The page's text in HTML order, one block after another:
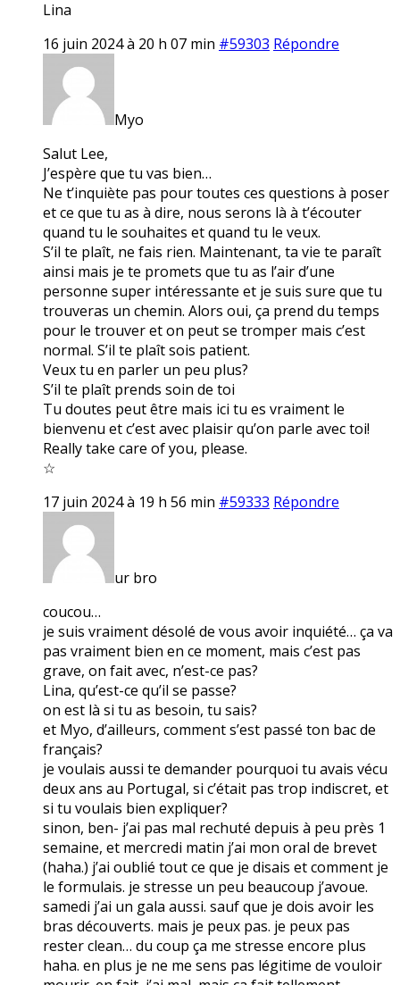
Lina
16 juin 2024 à 20 h 07 min #59303 Répondre
Myo
Salut Lee,
J’espère que tu vas bien…
Ne t’inquiète pas pour toutes ces questions à poser
et ce que tu as à dire, nous serons là à t’écouter
quand tu le souhaites et quand tu le veux.
S’il te plaît, ne fais rien. Maintenant, ta vie te paraît
ainsi mais je te promets que tu as l’air d’une
personne super intéressante et je suis sure que tu
trouveras un chemin. Alors oui, ça prend du temps
pour le trouver et on peut se tromper mais c’est
normal. S’il te plaît sois patient.
Veux tu en parler un peu plus?
S’il te plaît prends soin de toi
Tu doutes peut être mais ici tu es vraiment le
bienvenu et c’est avec plaisir qu’on parle avec toi!
Really take care of you, please.
☆
17 juin 2024 à 19 h 56 min #59333 Répondre
ur bro
coucou…
je suis vraiment désolé de vous avoir inquiété… ça va
pas vraiment bien en ce moment, mais c’est pas
grave, on fait avec, n’est-ce pas?
Lina, qu’est-ce qu’il se passe?
on est là si tu as besoin, tu sais?
et Myo, d’ailleurs, comment s’est passé ton bac de
français?
je voulais aussi te demander pourquoi tu avais vécu
deux ans au Portugal, si c’était pas trop indiscret, et
si tu voulais bien expliquer?
sinon, ben- j’ai pas mal rechuté depuis à peu près 1
semaine, et mercredi matin j’ai mon oral de brevet
(haha.) j’ai oublié tout ce que je disais et comment je
le formulais. je stresse un peu beaucoup j’avoue.
samedi j’ai un gala aussi. sauf que je dois avoir les
bras découverts. mais je peux pas. je peux pas
rester clean… du coup ça me stresse encore plus
haha. en plus je ne me sens pas légitime de vouloir